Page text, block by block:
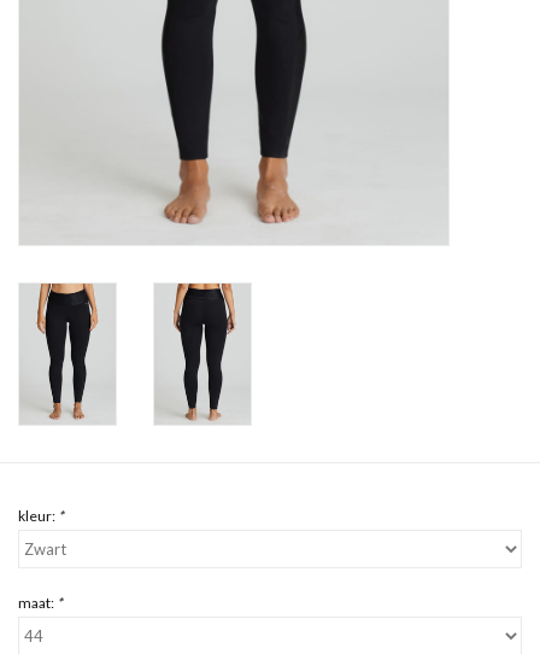
Lingerie-accessoires
kleur: *
maat: *